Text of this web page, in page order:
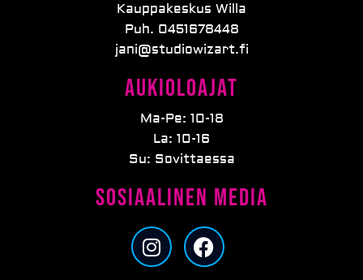
Kauppakeskus Willa
Puh. 0451678448
jani@studiowizart.fi
Aukioloajat
Ma-Pe: 10-18
La: 10-16
Su: Sovittaessa
Sosiaalinen media
I
n
F
a